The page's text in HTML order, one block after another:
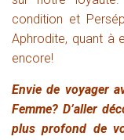
condition et
Aphrodite, quant à
encore!
Envie de voyager
Femme? D’aller
plus profond de